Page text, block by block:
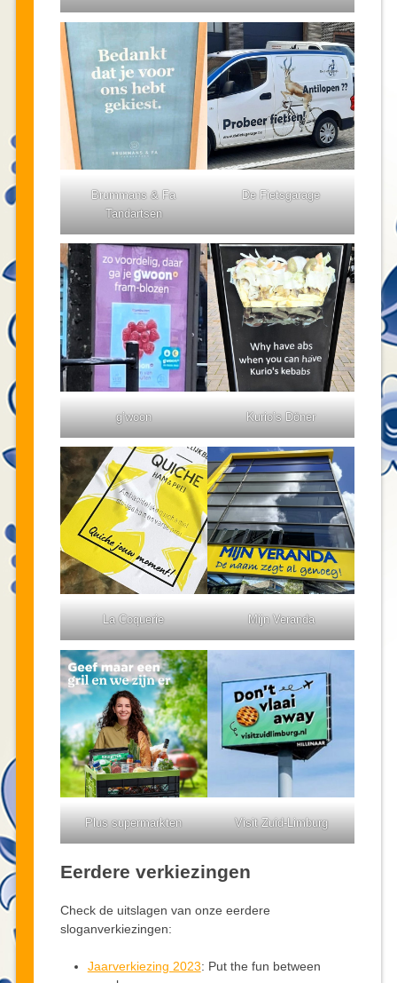
Brummans & Fa
Tandartsen
De Fietsgarage
g’woon Kurio’s Döner
La Coquerie Mijn Veranda
Plus supermarkten Visit Zuid-Limburg
Eerdere verkiezingen
Check de uitslagen van onze eerdere
sloganverkiezingen:
Jaarverkiezing 2023: Put the fun between